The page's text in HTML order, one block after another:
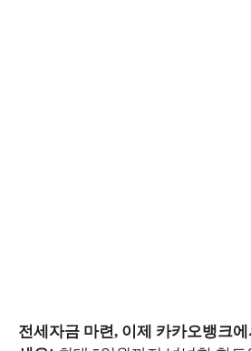
전세자금 마련, 이제 카카오뱅크